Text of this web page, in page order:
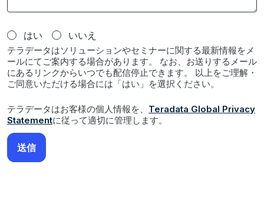
はい いいえ
テラデータはソリューションやセミナーに関する最新情報をメ
ールにてご案内する場合があります。 なお、お送りするメール
にあるリンクからいつでも配信停止できます。 以上をご理解・
ご同意いただける場合には「はい」を選択ください。
テラデータはお客様の個人情報を、 Teradata Global Privacy
Statementに従って適切に管理します。